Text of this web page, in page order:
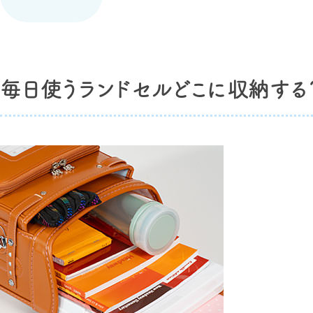
毎日使うランドセルどこに収納する